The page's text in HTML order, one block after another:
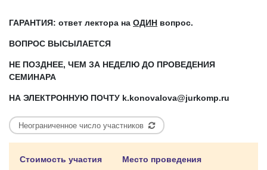
ГАРАНТИЯ: ответ лектора на ОДИН вопрос.
ВОПРОС ВЫСЫЛАЕТСЯ
НЕ ПОЗДНЕЕ, ЧЕМ ЗА НЕДЕЛЮ ДО ПРОВЕДЕНИЯ
СЕМИНАРА
НА ЭЛЕКТРОННУЮ ПОЧТУ k.konovalova@jurkomp.ru
Неограниченное число участников
Стоимость участия
Место проведения